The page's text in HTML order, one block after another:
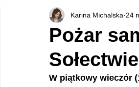
Pożar
Sołectwie
Karina Michalska 24
W piątkowy wieczór